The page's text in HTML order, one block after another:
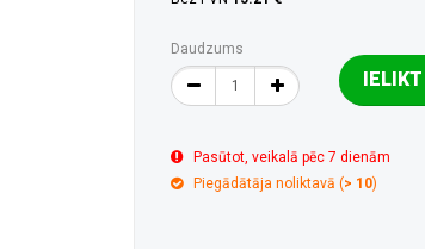
Daudzums
Pasūtot, veikalā pēc 7 dienām
Piegādātāja noliktavā (> 10)